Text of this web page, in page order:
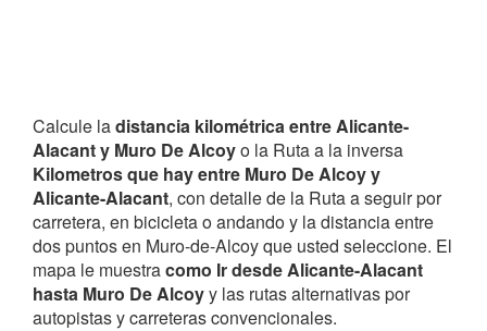
Calcule ladistancia kilométrica entre Alicante-
Alacant y Muro De Alcoyo la Ruta a la inversa
Kilometros que hay entre Muro De Alcoy y
Alicante-Alacant, con detalle de la Ruta a seguir por
carretera, en bicicleta o andando y la distancia entre
dos puntos en Muro-de-Alcoy que usted seleccione. El
mapa le muestracomo Ir desde Alicante-Alacant
hasta Muro De Alcoyy las rutas alternativas por
autopistas y carreteras convencionales.